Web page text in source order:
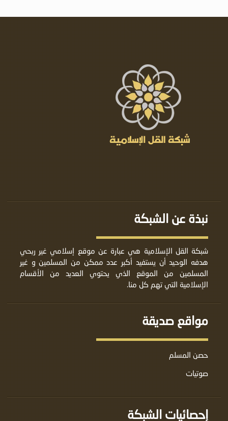
نبذة عن الشبكة
شبكة القل الإسلامية هي عبارة عن موقع إسلامي غير ربحي
هدفه الوحيد أن يستفيد أكبر عدد ممكن من المسلمين و غير
المسلمين من الموقع الذي يحتوي العديد من الأقسام
الإسلامية التي تهم كل منا.
مواقع صديقة
حصن المسلم
صوتيات
إحصائيات الشبكة